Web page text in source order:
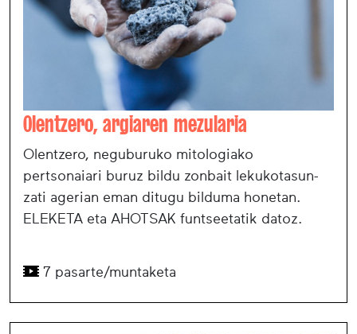
Olentzero, argiaren mezularia
Olentzero, neguburuko mitologiako
pertsonaiari buruz bildu zonbait lekukotasun-
zati agerian eman ditugu bilduma honetan.
ELEKETA eta AHOTSAK funtseetatik datoz.
7 pasarte/muntaketa